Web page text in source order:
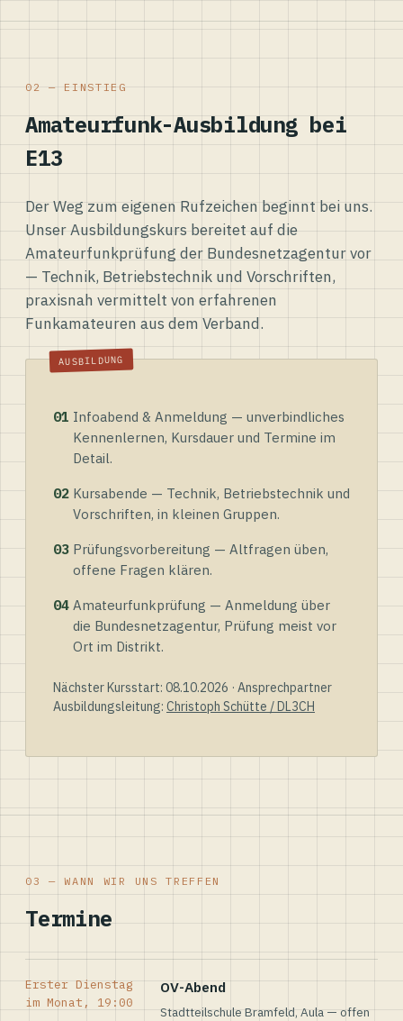
02 — EINSTIEG
Amateurfunk-Ausbildung bei
E13
Der Weg zum eigenen Rufzeichen beginnt bei uns.
Unser Ausbildungskurs bereitet auf die
Amateurfunkprüfung der Bundesnetzagentur vor
— Technik, Betriebstechnik und Vorschriften,
praxisnah vermittelt von erfahrenen
Funkamateuren aus dem Verband.
01 Infoabend & Anmeldung — unverbindliches
Kennenlernen, Kursdauer und Termine im
Detail.
02 Kursabende — Technik, Betriebstechnik und
Vorschriften, in kleinen Gruppen.
03 Prüfungsvorbereitung — Altfragen üben,
offene Fragen klären.
04 Amateurfunkprüfung — Anmeldung über
die Bundesnetzagentur, Prüfung meist vor
Ort im Distrikt.
Nächster Kursstart: 08.10.2026 · Ansprechpartner
Ausbildungsleitung: Christoph Schütte / DL3CH
03 — WANN WIR UNS TREFFEN
Termine
Erster Dienstag
im Monat, 19:00
OV-Abend
Stadtteilschule Bramfeld, Aula — offen